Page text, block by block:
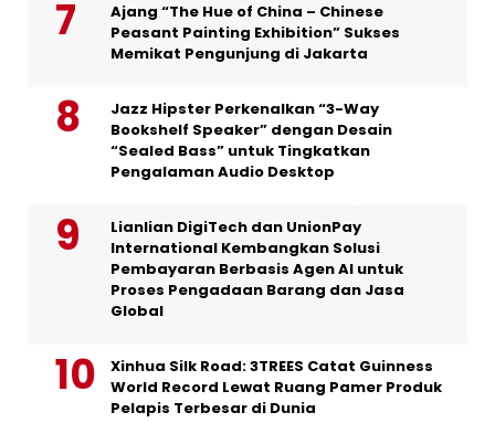
Ajang “The Hue of China – Chinese
Peasant Painting Exhibition” Sukses
Memikat Pengunjung di Jakarta
Jazz Hipster Perkenalkan “3-Way
Bookshelf Speaker” dengan Desain
“Sealed Bass” untuk Tingkatkan
Pengalaman Audio Desktop
Lianlian DigiTech dan UnionPay
International Kembangkan Solusi
Pembayaran Berbasis Agen AI untuk
Proses Pengadaan Barang dan Jasa
Global
Xinhua Silk Road: 3TREES Catat Guinness
World Record Lewat Ruang Pamer Produk
Pelapis Terbesar di Dunia